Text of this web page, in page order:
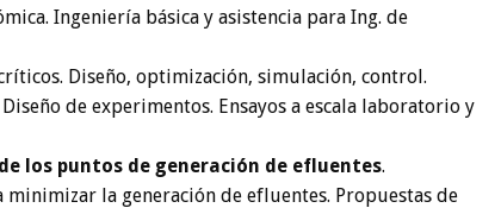
Ingeniería básica y asistencia para Ing. de
Diseño, optimización, simulación, control.
Diseño de experimentos. Ensayos a escala laboratorio y
los puntos de generación de efluentes.
la generación de efluentes. Propuestas de